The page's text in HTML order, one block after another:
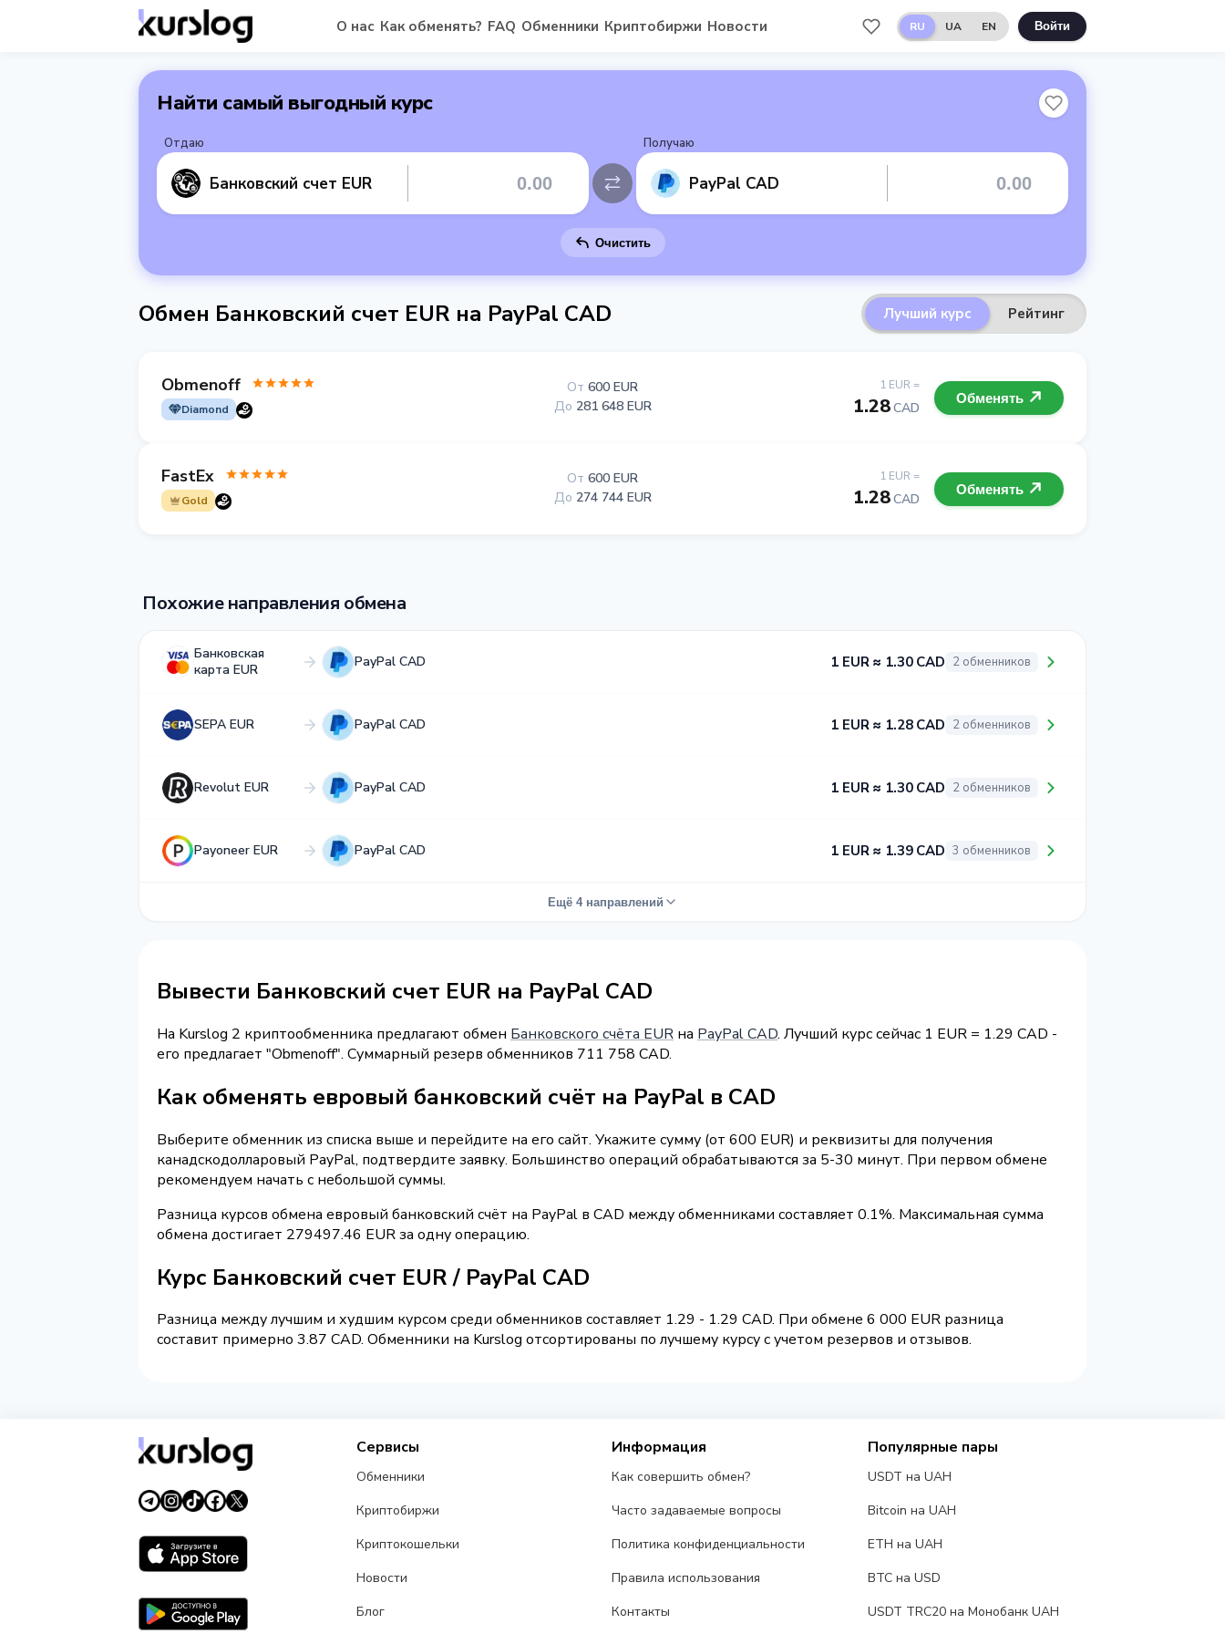
О нас Как обменять? FAQ Обменники Криптобиржи Новости RU UA EN Войти
Найти самый выгодный курс
Отдаю
Банковский счет EUR
Получаю
PayPal CAD
Очистить
Обмен Банковский счет EUR на PayPal CAD Лучший курс Рейтинг
Obmenoff
Diamond
1 EUR =
1.28CAD
От 600 EUR
До 281 648 EUR Обменять
FastEx
Gold
1 EUR =
1.28CAD
От 600 EUR
До 274 744 EUR Обменять
Похожие направления обмена
Банковская
карта EUR
PayPal CAD 1 EUR ≈ 1.30 CAD 2 обменников
SEPA EUR PayPal CAD 1 EUR ≈ 1.28 CAD 2 обменников
Revolut EUR PayPal CAD 1 EUR ≈ 1.30 CAD 2 обменников
Payoneer EUR PayPal CAD 1 EUR ≈ 1.39 CAD 3 обменников
Ещё 4 направлений
Вывести Банковский счет EUR на PayPal CAD
На Kurslog 2 криптообменника предлагают обмен Банковского счёта EUR на PayPal CAD. Лучший курс сейчас 1 EUR = 1.29 CAD -
его предлагает "Obmenoff". Суммарный резерв обменников 711 758 CAD.
Как обменять евровый банковский счёт на PayPal в CAD
Выберите обменник из списка выше и перейдите на его сайт. Укажите сумму (от 600 EUR) и реквизиты для получения
канадскодолларовый PayPal, подтвердите заявку. Большинство операций обрабатываются за 5-30 минут. При первом обмене
рекомендуем начать с небольшой суммы.
Разница курсов обмена евровый банковский счёт на PayPal в CAD между обменниками составляет 0.1%. Максимальная сумма
обмена достигает 279497.46 EUR за одну операцию.
Курс Банковский счет EUR / PayPal CAD
Разница между лучшим и худшим курсом среди обменников составляет 1.29 - 1.29 CAD. При обмене 6 000 EUR разница
составит примерно 3.87 CAD. Обменники на Kurslog отсортированы по лучшему курсу с учетом резервов и отзывов.
Сервисы
Обменники
Криптобиржи
Криптокошельки
Новости
Блог
Информация
Как совершить обмен?
Часто задаваемые вопросы
Политика конфиденциальности
Правила использования
Контакты
Популярные пары
USDT на UAH
Bitcoin на UAH
ETH на UAH
BTC на USD
USDT TRC20 на Монобанк UAH